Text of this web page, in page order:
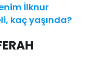
İlknur
kaç yaşında?